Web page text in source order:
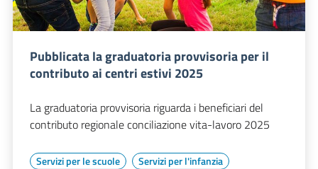
Pubblicata la graduatoria provvisoria per il
contributo ai centri estivi 2025
La graduatoria provvisoria riguarda i beneficiari del
contributo regionale conciliazione vita-lavoro 2025
Servizi per le scuole
Servizi per l'infanzia